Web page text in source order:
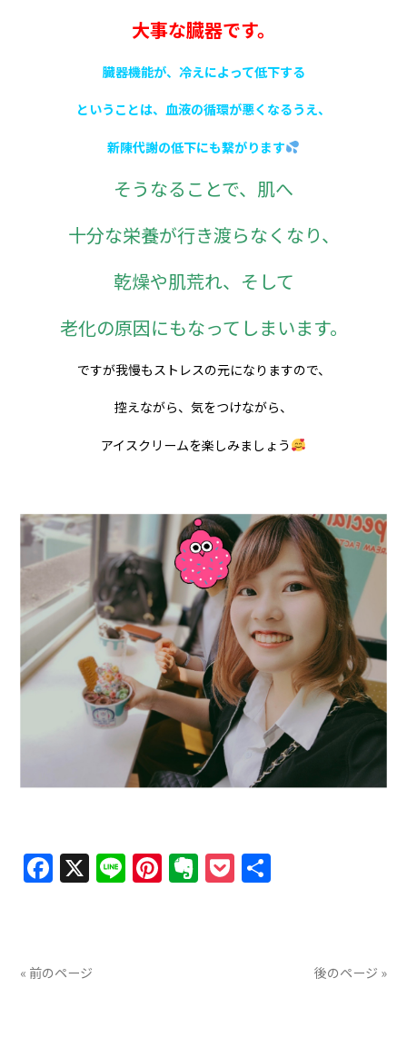
大事な臓器です。
臓器機能が、冷えによって低下する
ということは、血液の循環が悪くなるうえ、
新陳代謝の低下にも繋がります
そうなることで、 肌へ
十分な栄養が行き渡らなくなり、
乾燥や肌荒れ、そして
老化の原因にもなってしまいます。
ですが我慢もストレスの元になりますので、
控えながら、気をつけながら、
アイスクリームを楽しみましょう
Facebook
X LinePinterest
Evernote
Pocket
« 前のページ 後のページ »